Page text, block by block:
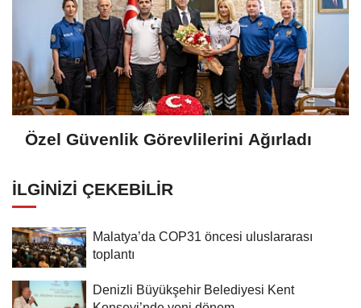
Özel Güvenlik Görevlilerini Ağırladı
İLGINIZI ÇEKEBILIR
Malatya’da COP31 öncesi uluslararası
toplantı
Denizli Büyükşehir Belediyesi Kent